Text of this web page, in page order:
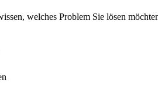
welches Problem Sie lösen